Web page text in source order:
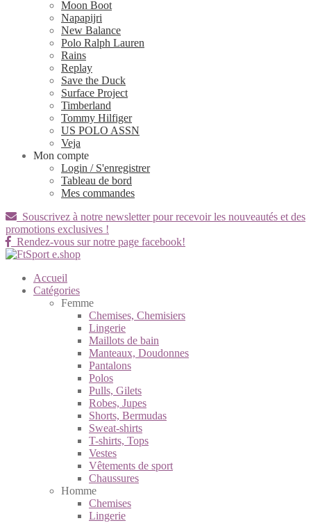
Moon Boot
Napapijri
New Balance
Polo Ralph Lauren
Rains
Replay
Save the Duck
Surface Project
Timberland
Tommy Hilfiger
US POLO ASSN
Veja
Mon compte
Login / S'enregistrer
Tableau de bord
Mes commandes
Souscrivez à notre newsletter pour recevoir les nouveautés et des
promotions exclusives !
Rendez-vous sur notre page facebook!
Accueil
Catégories
Femme
Chemises, Chemisiers
Lingerie
Maillots de bain
Manteaux, Doudonnes
Pantalons
Polos
Pulls, Gilets
Robes, Jupes
Shorts, Bermudas
Sweat-shirts
T-shirts, Tops
Vestes
Vêtements de sport
Chaussures
Homme
Chemises
Lingerie